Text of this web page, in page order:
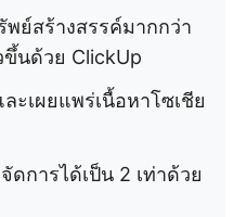
ย์สร้างสรรค์มากกว่า
ขึ้นด้วย ClickUp
ะเผยแพร่เนื้อหาโซเชีย
ดการได้เป็น 2 เท่าด้วย